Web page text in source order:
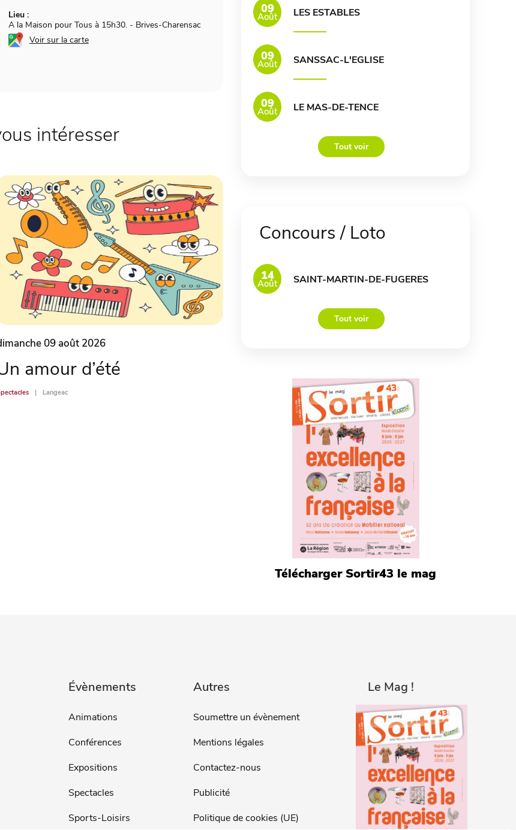
Lieu :
A la Maison pour Tous à 15h30. - Brives-Charensac
Voir sur la carte
intéresser
09 août 2026
amour d’été
Langeac
09
Août LES ESTABLES
09
Août SANSSAC-L'EGLISE
09
Août LE MAS-DE-TENCE
Tout voir
Concours / Loto
14
Août SAINT-MARTIN-DE-FUGERES
Tout voir
Télécharger Sortir43 le mag
Évènements
Animations
Conférences
Expositions
Spectacles
Sports-Loisirs
Autres
Soumettre un évènement
Mentions légales
Contactez-nous
Publicité
Politique de cookies (UE)
Le Mag !